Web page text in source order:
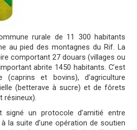
rurale de 11 300 habitants
au pied des montagnes du Rif. La
comportant 27 douars (villages ou
abrite 1450 habitants. C’est
(caprins et bovins), d’agriculture
(betterave à sucre) et de fôrets
résineux).
signé un protocole d’amitié entre
la suite d’une opération de soutien